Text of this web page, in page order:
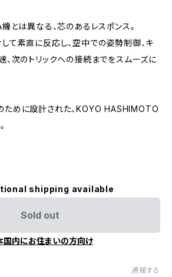
とは異なる、芯のあるレスポンス。
て素直に反応し、空中での姿勢制御、キ
、次のトリックへの接続までをスムーズに
ために設計された、KOYO HASHIMOTO
shipping available
Sold out
国内にお住まいの方向け
通報する